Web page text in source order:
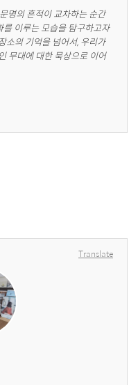
명의 흔적이 교차하는 순간
이루는 모습을 탐구하고자
소의 기억을 넘어서, 우리가
무대에 대한 묵상으로 이어
Translate